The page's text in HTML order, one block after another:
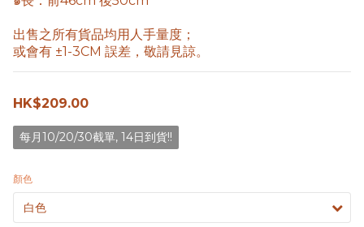
出售之所有貨品均用人手量度；
或會有 ±1-3CM 誤差，敬請見諒。
HK$209.00
每月10/20/30截單, 14日到貨!!
顏色